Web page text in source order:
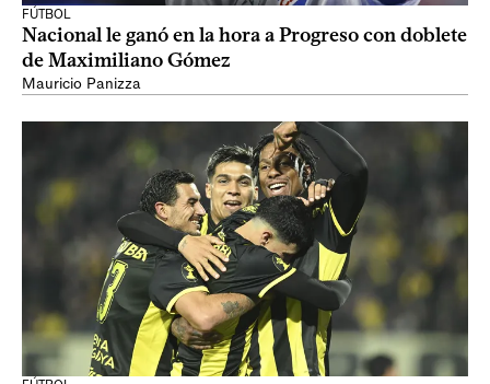
FÚTBOL
Nacional le ganó en la hora a Progreso con doblete
de Maximiliano Gómez
Mauricio Panizza